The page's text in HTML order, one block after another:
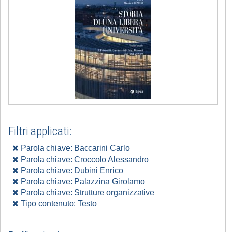
Filtri applicati:
Parola chiave: Baccarini Carlo
Parola chiave: Croccolo Alessandro
Parola chiave: Dubini Enrico
Parola chiave: Palazzina Girolamo
Parola chiave: Strutture organizzative
Tipo contenuto: Testo